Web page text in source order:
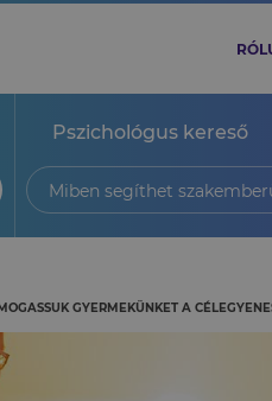
Pszichológus kereső
Miben segíthet
GYERMEKÜNKET A